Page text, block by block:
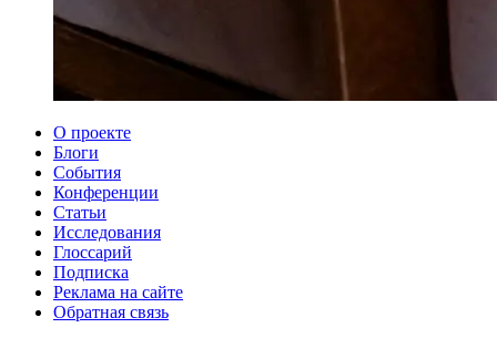
О проекте
Блоги
События
Конференции
Статьи
Исследования
Глоссарий
Подписка
Реклама на сайте
Обратная связь